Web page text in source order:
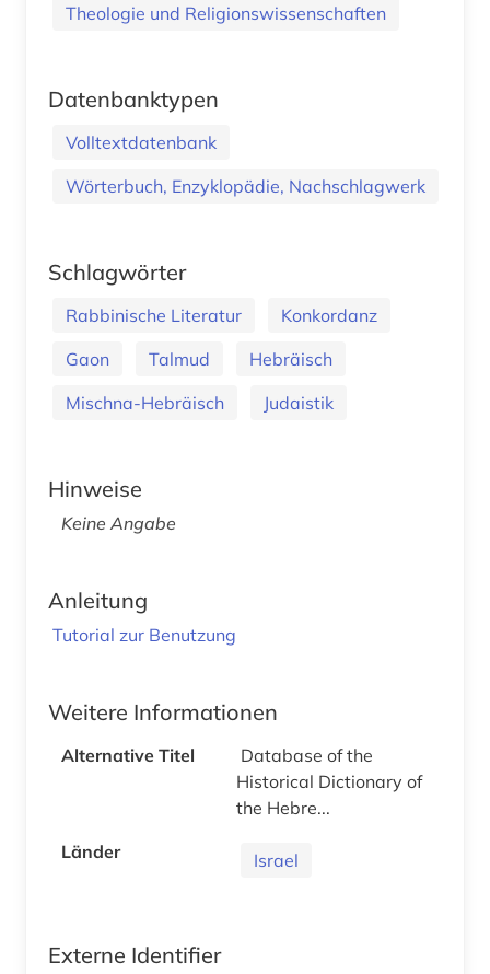
Theologie und Religionswissenschaften
Datenbanktypen
Volltextdatenbank
Wörterbuch, Enzyklopädie, Nachschlagwerk
Schlagwörter
Rabbinische Literatur
Konkordanz
Gaon
Talmud
Hebräisch
Mischna-Hebräisch
Judaistik
Hinweise
Keine Angabe
Anleitung
Tutorial zur Benutzung
Weitere Informationen
Alternative Titel
Database of the
Historical Dictionary of
the Hebre...
Länder
Israel
Externe Identifier